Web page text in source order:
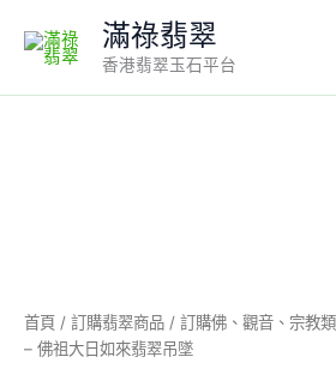
content
滿祿翡翠
香港翡翠玉石平台
首頁 / 訂購翡翠商品 / 訂購佛、觀音、宗教
– 佛祖大日如來翡翠吊墜
佛
祖